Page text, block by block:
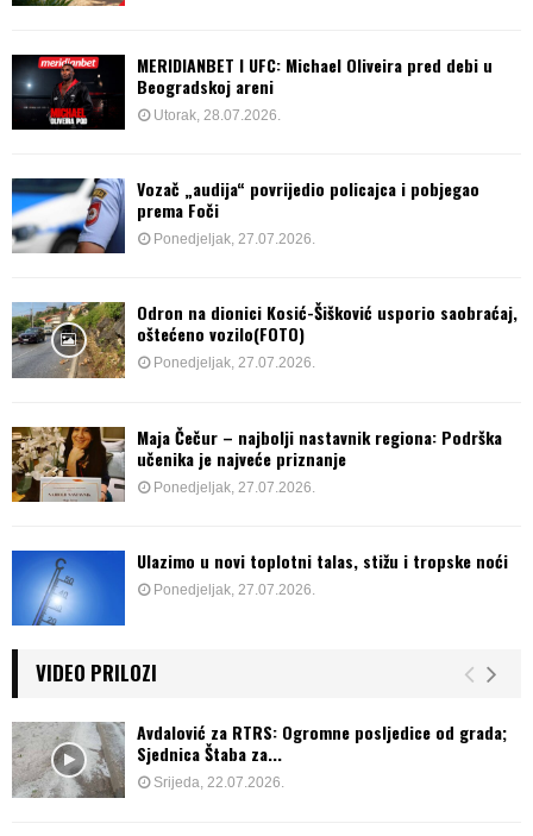
MERIDIANBET I UFC: Michael Oliveira pred debi u
Beogradskoj areni
Utorak, 28.07.2026.
Vozač „audija“ povrijedio policajca i pobjegao
prema Foči
Ponedjeljak, 27.07.2026.
Odron na dionici Kosić-Šišković usporio saobraćaj,
oštećeno vozilo(FOTO)
Ponedjeljak, 27.07.2026.
Maja Čečur – najbolji nastavnik regiona: Podrška
učenika je najveće priznanje
Ponedjeljak, 27.07.2026.
Ulazimo u novi toplotni talas, stižu i tropske noći
Ponedjeljak, 27.07.2026.
VIDEO PRILOZI
Avdalović za RTRS: Ogromne posljedice od grada;
Sjednica Štaba za...
Srijeda, 22.07.2026.